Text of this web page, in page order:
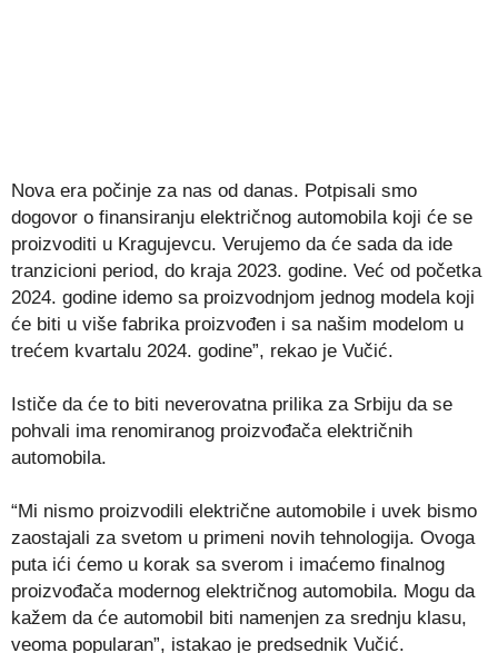
Nova era počinje za nas od danas. Potpisali smo
dogovor o finansiranju električnog automobila koji će se
proizvoditi u Kragujevcu. Verujemo da će sada da ide
tranzicioni period, do kraja 2023. godine. Već od početka
2024. godine idemo sa proizvodnjom jednog modela koji
će biti u više fabrika proizvođen i sa našim modelom u
trećem kvartalu 2024. godine”, rekao je Vučić.
Ističe da će to biti neverovatna prilika za Srbiju da se
pohvali ima renomiranog proizvođača električnih
automobila.
“Mi nismo proizvodili električne automobile i uvek bismo
zaostajali za svetom u primeni novih tehnologija. Ovoga
puta ići ćemo u korak sa sverom i imaćemo finalnog
proizvođača modernog električnog automobila. Mogu da
kažem da će automobil biti namenjen za srednju klasu,
veoma popularan”, istakao je predsednik Vučić.